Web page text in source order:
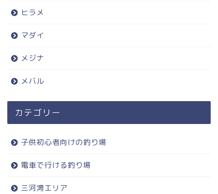
ヒラメ
マダイ
メジナ
メバル
カテゴリー
子供初心者向けの釣り場
電車で行ける釣り場
三河湾エリア